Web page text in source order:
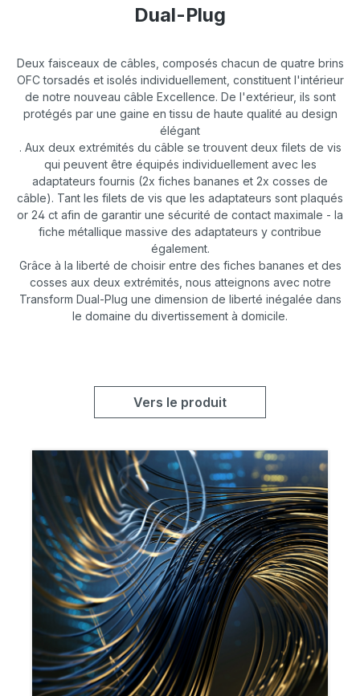
Dual-Plug
Deux faisceaux de câbles, composés chacun de quatre brins
OFC torsadés et isolés individuellement, constituent l'intérieur
de notre nouveau câble Excellence. De l'extérieur, ils sont
protégés par une gaine en tissu de haute qualité au design
élégant
. Aux deux extrémités du câble se trouvent deux filets de vis
qui peuvent être équipés individuellement avec les
adaptateurs fournis (2x fiches bananes et 2x cosses de
câble). Tant les filets de vis que les adaptateurs sont plaqués
or 24 ct afin de garantir une sécurité de contact maximale - la
fiche métallique massive des adaptateurs y contribue
également.
Grâce à la liberté de choisir entre des fiches bananes et des
cosses aux deux extrémités, nous atteignons avec notre
Transform Dual-Plug une dimension de liberté inégalée dans
le domaine du divertissement à domicile.
Vers le produit